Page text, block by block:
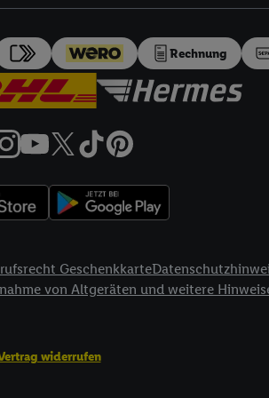
Rechnung
Geschenkkarte
von Altgeräten und weitere
widerrufen
von Utiq („consenthub“)oder über
finden Sie in denDatenschutzbestimmungen
notwendiger Techniken zulassen. Durch
vorgenannten Zwecken unter
finden Sie in unserenDatenschutzbestimmungen
Verwendungszwecke oder Partner zulassen; das
von Betrug und Fehlerbehebung,
von Geräten anhand automatisch
und Nutzung der Telekommunikations-
und Verbesserung der Angebote.